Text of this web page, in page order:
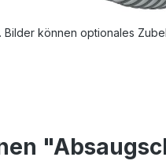
können optionales